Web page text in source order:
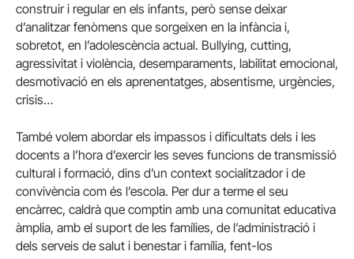
construir i regular en els infants, però sense deixar
d’analitzar fenòmens que sorgeixen en la infància i,
sobretot, en l’adolescència actual. Bullying, cutting,
agressivitat i violència, desemparaments, labilitat emocional,
desmotivació en els aprenentatges, absentisme, urgències,
crisis…
També volem abordar els impassos i dificultats dels i les
docents a l’hora d’exercir les seves funcions de transmissió
cultural i formació, dins d’un context socialitzador i de
convivència com és l’escola. Per dur a terme el seu
encàrrec, caldrà que comptin amb una comunitat educativa
àmplia, amb el suport de les famílies, de l’administració i
dels serveis de salut i benestar i família, fent-los